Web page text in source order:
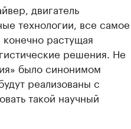
двигатель
технологии, все самое
растущая
решения. Не
было синонимом
реализованы с
такой научный